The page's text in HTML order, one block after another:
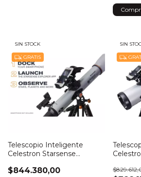
SIN STOCK
GRATIS
Telescopio Inteligente
Celestron Starsense
$844.380,00
SIN